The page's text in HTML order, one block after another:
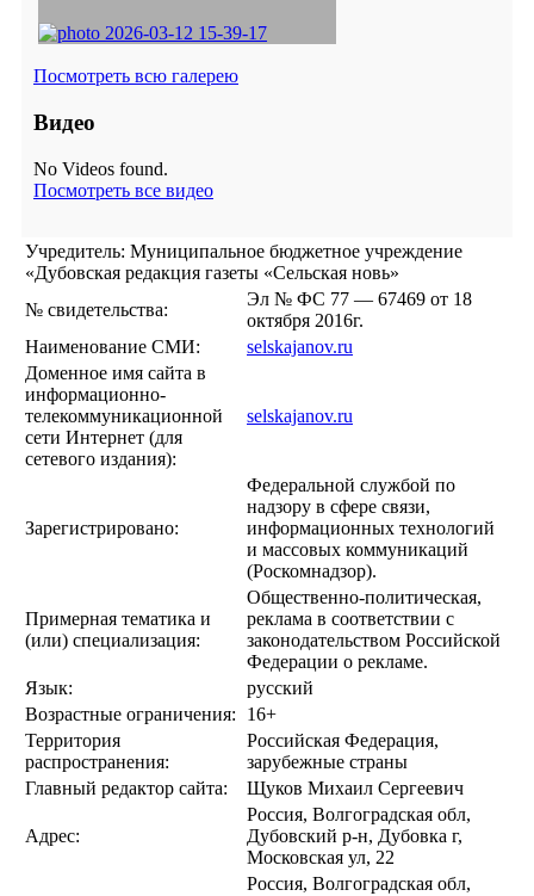
Посмотреть всю галерею
Видео
No Videos found.
Посмотреть все видео
Учредитель: Муниципальное бюджетное учреждение
«Дубовская редакция газеты «Сельская новь»
№ свидетельства:
Эл № ФС 77 — 67469 от 18
октября 2016г.
Наименование СМИ:
selskajanov.ru
Доменное имя сайта в
информационно-
телекоммуникационной
сети Интернет (для
сетевого издания):
selskajanov.ru
Зарегистрировано:
Федеральной службой по
надзору в сфере связи,
информационных технологий
и массовых коммуникаций
(Роскомнадзор).
Примерная тематика и
(или) специализация:
Общественно-политическая,
реклама в соответствии с
законодательством Российской
Федерации о рекламе.
Язык:
русский
Возрастные ограничения:
16+
Территория
распространения:
Российская Федерация,
зарубежные страны
Главный редактор сайта:
Щуков Михаил Сергеевич
Адрес:
Россия, Волгоградская обл,
Дубовский р-н, Дубовка г,
Московская ул, 22
Россия, Волгоградская обл,